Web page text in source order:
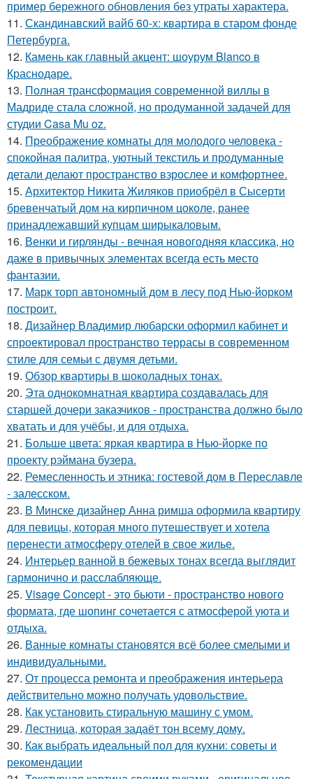
пример бережного обновления без утраты характера.
11. Скандинавский вайб 60-х: квартира в старом фонде
Петербурга.
12. Камень как главный акцент: шоурум Blanco в
Краснодаре.
13. Полная трансформация современной виллы в
Мадриде стала сложной, но продуманной задачей для
студии Casa Mu oz.
14. Преображение комнаты для молодого человека -
спокойная палитра, уютный текстиль и продуманные
детали делают пространство взрослее и комфортнее.
15. Архитектор Никита Жиляков приобрёл в Сысерти
бревенчатый дом на кирпичном цоколе, ранее
принадлежавший купцам ширыкаловым.
16. Венки и гирлянды - вечная новогодняя классика, но
даже в привычных элементах всегда есть место
фантазии.
17. Марк торп автономный дом в лесу под Нью-йорком
построит.
18. Дизайнер Владимир любарски оформил кабинет и
спроектировал пространство террасы в современном
стиле для семьи с двумя детьми.
19. Обзор квартиры в шоколадных тонах.
20. Эта однокомнатная квартира создавалась для
старшей дочери заказчиков - пространства должно было
хватать и для учёбы, и для отдыха.
21. Больше цвета: яркая квартира в Нью-йорке по
проекту рэймана бузера.
22. Ремесленность и этника: гостевой дом в Переславле
- залесском.
23. В Минске дизайнер Анна римша оформила квартиру
для певицы, которая много путешествует и хотела
перенести атмосферу отелей в свое жилье.
24. Интерьер ванной в бежевых тонах всегда выглядит
гармонично и расслабляюще.
25. Visage Concept - это бьюти - пространство нового
формата, где шопинг сочетается с атмосферой уюта и
отдыха.
26. Ванные комнаты становятся всё более смелыми и
индивидуальными.
27. От процесса ремонта и преображения интерьера
действительно можно получать удовольствие.
28. Как установить стиральную машину с умом.
29. Лестница, которая задаёт тон всему дому.
30. Как выбрать идеальный пол для кухни: советы и
рекомендации